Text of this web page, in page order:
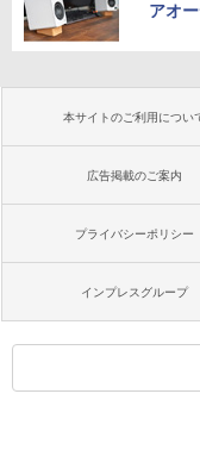
アオ
本サイトのご利用につい
広告掲載のご案内
プライバシーポリシー
インプレスグループ